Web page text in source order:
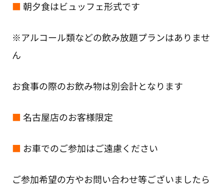
■朝夕食はビュッフェ形式です
※アルコール類などの飲み放題プランはありませ
ん
お食事の際のお飲み物は別会計となります
■名古屋店のお客様限定
■ お車でのご参加はご遠慮ください
ご参加希望の方やお問い合わせ等ございましたら